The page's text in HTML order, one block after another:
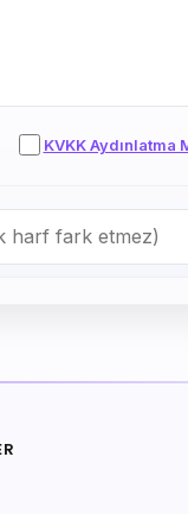
KVKK Aydınlatma